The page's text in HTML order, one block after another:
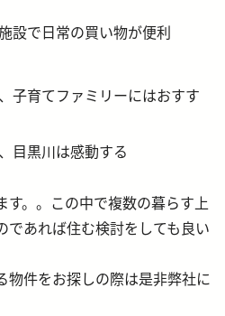
設で日常の買い物が便利
子育てファミリーにはおすす
目黒川は感動する
す。。この中で複数の暮らす上
であれば住む検討をしても良い
物件をお探しの際は是非弊社に